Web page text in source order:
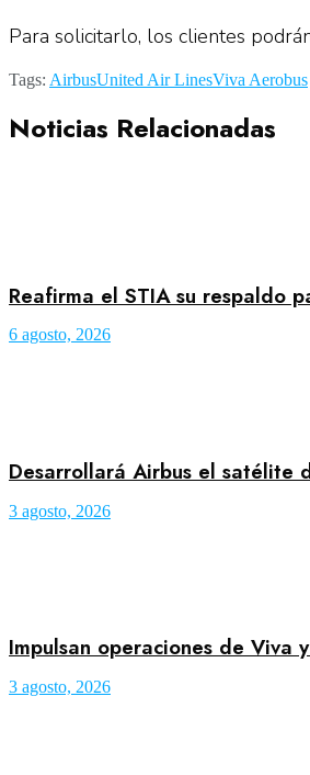
Para solicitarlo, los clientes
Tags: AirbusUnited Air LinesViva Aerobus
Noticias Relacionadas
Reafirma el STIA su respaldo
6 agosto, 2026
Desarrollará Airbus el satélite
3 agosto, 2026
Impulsan operaciones de Viva
3 agosto, 2026